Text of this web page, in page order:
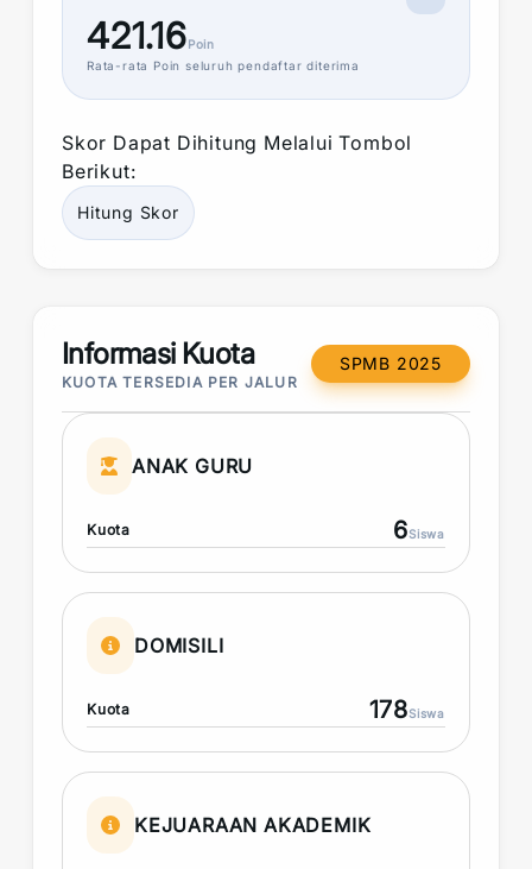
421.16Poin
Rata-rata Poin seluruh pendaftar diterima
Skor Dapat Dihitung Melalui Tombol
Berikut:
Hitung Skor
Informasi Kuota
KUOTA TERSEDIA PER JALUR
SPMB 2025
ANAK GURU
Kuota 6Siswa
DOMISILI
Kuota 178Siswa
KEJUARAAN AKADEMIK